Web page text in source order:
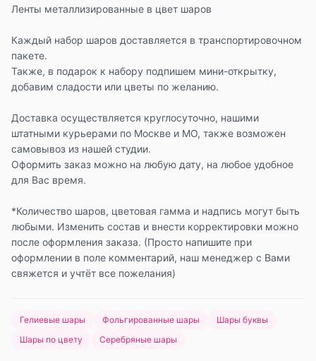
Ленты металлизированные в цвет шаров
Каждый набор шаров доставляется в транспортировочном
пакете.
Также, в подарок к набору подпишем мини-открытку,
добавим сладости или цветы по желанию.
Доставка осуществляется круглосуточно, нашими
штатными курьерами по Москве и МО, также возможен
самовывоз из нашей студии.
Оформить заказ можно на любую дату, на любое удобное
для Вас время.
*Количество шаров, цветовая гамма и надпись могут быть
любыми. Изменить состав и внести корректировки можно
после оформления заказа. (Просто напишите при
оформлении в поле комментарий, наш менеджер с Вами
свяжется и учтёт все пожелания)
Гелиевые шары Фольгированные шары
Шары буквы
Шары по цвету
Серебряные шары